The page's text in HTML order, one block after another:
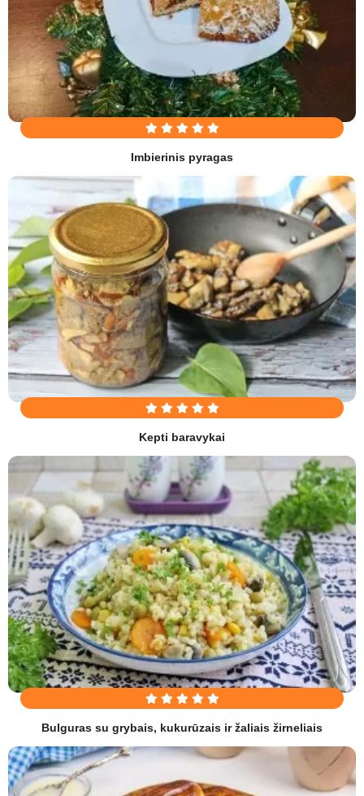
Imbierinis pyragas
Kepti baravykai
Bulguras su grybais, kukurūzais ir žaliais žirneliais